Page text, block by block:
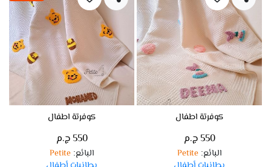
كوفرتة اطفال
550 ج.م
البائع:
Petite
كوفرتة اطفال
550 ج.م
البائع:
Petite